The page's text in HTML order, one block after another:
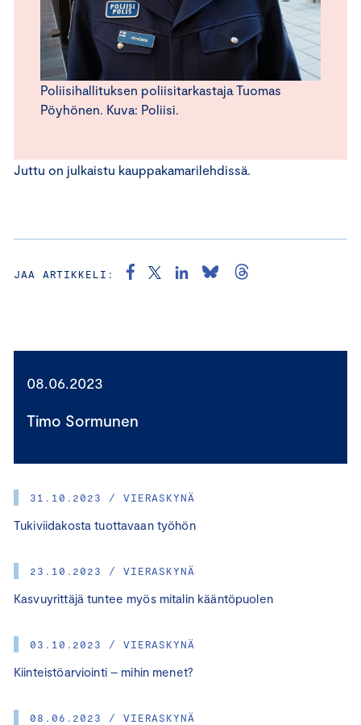
08.06.2023
Timo Sormunen
31.10.2023 / VIERASKYNÄ
Tukiviidakosta tuottavaan työhön
23.10.2023 / VIERASKYNÄ
Kasvuyrittäjä tuntee myös mitalin kääntöpuolen
03.10.2023 / VIERASKYNÄ
Kiinteistöarviointi – mihin menet?
08.06.2023 / VIERASKYNÄ
Poliisihallituksen poliisitarkastaja Tuomas
Pöyhönen. Kuva: Poliisi.
Juttu on julkaistu kauppakamarilehdissä.
JAA ARTIKKELI: